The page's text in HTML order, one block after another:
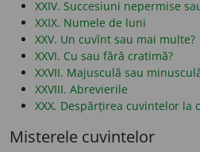
XXIV. Succesiuni nepermise
XXIX. Numele de luni
XXV. Un cuvînt sau mai multe?
XXVI. Cu sau fără cratimă?
XXVII. Majusculă sau
XXVIII. Abrevierile
XXX. Despărțirea cuvintelor la
Misterele cuvintelor